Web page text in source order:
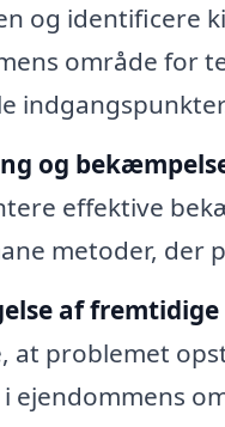
og identificere
område for
og
effektive
metoder, der
af
at problemet
i ejendommens